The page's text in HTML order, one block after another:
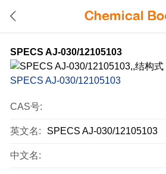
SPECS AJ-030/12105103
SPECS AJ-030/12105103
CAS号:
英文名: SPECS AJ-030/12105103
中文名: